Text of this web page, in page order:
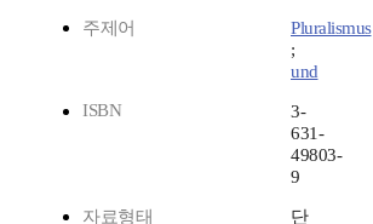
주제어
Pluralismus
;
und
ISBN
3-
631-
49803-
9
자료형태
단